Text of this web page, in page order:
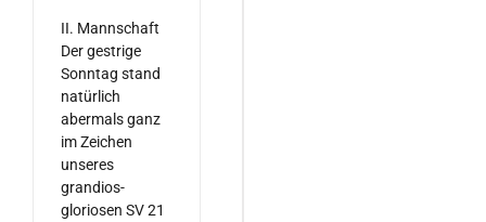
II. Mannschaft
Der gestrige
Sonntag stand
natürlich
abermals ganz
im Zeichen
unseres
grandios-
gloriosen SV 21